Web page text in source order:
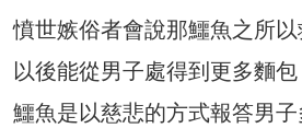
憤世嫉俗者會說那鱷魚之所
以後能從男子處得到更多麵
鱷魚是以慈悲的方式報答男子